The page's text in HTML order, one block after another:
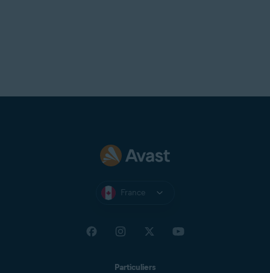
France
Particuliers